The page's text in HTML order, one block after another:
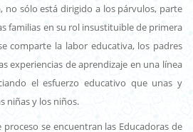
no sólo está dirigido a los párvulos, parte
familias en su rol insustituible de primera
comparte la labor educativa, los padres
experiencias de aprendizaje en una línea
el esfuerzo educativo que unas y
niñas y los niños.
se encuentran las Educadoras de